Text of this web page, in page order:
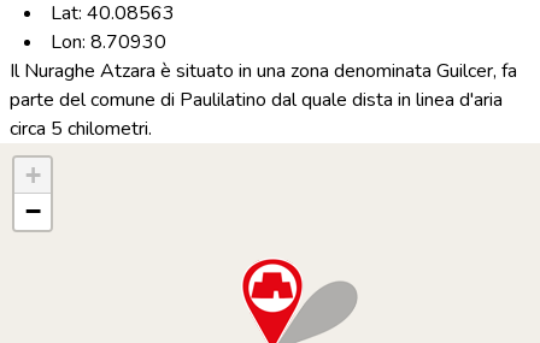
Lat: 40.08563
Lon: 8.70930
Il Nuraghe Atzara è situato in una zona denominata Guilcer, fa
parte del comune di Paulilatino dal quale dista in linea d'aria
circa 5 chilometri.
+
−